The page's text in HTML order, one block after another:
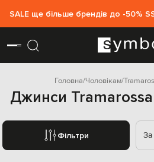
SALE ще більше брендів до -50%
Головна Чоловікам
Джинси Tramarossa
Фільтри За